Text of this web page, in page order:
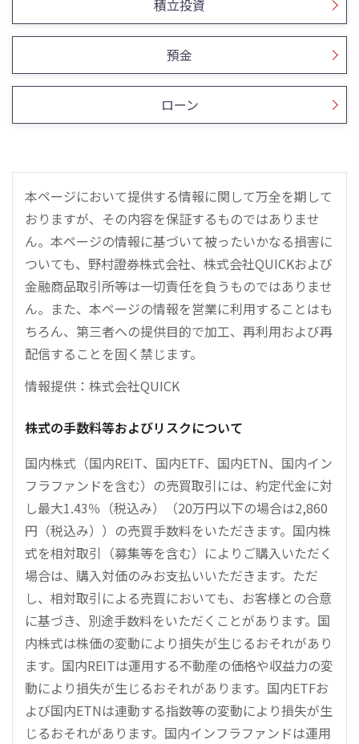
積立投資
預金
ローン
本ページにおいて提供する情報に関して万全を期して
おりますが、その内容を保証するものではありませ
ん。本ページの情報に基づいて被ったいかなる損害に
ついても、野村證券株式会社、株式会社QUICKおよび
金融商品取引所等は一切責任を負うものではありませ
ん。また、本ページの情報を営業に利用することはも
ちろん、第三者への提供目的で加工、再利用および再
配信することを固く禁じます。
情報提供：株式会社QUICK
株式の手数料等およびリスクについて
国内株式（国内REIT、国内ETF、国内ETN、国内イン
フラファンドを含む）の売買取引には、約定代金に対
し最大1.43％（税込み）（20万円以下の場合は2,860
円（税込み））の売買手数料をいただきます。国内株
式を相対取引（募集等を含む）によりご購入いただく
場合は、購入対価のみお支払いいただきます。ただ
し、相対取引による売買においても、お客様との合意
に基づき、別途手数料をいただくことがあります。国
内株式は株価の変動により損失が生じるおそれがあり
ます。国内REITは運用する不動産の価格や収益力の変
動により損失が生じるおそれがあります。国内ETFお
よび国内ETNは連動する指数等の変動により損失が生
じるおそれがあります。国内インフラファンドは運用